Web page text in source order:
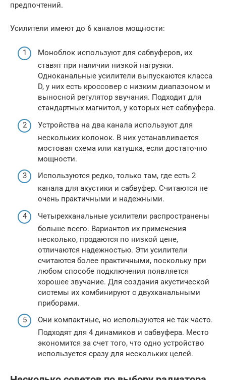
предпочтений.
Усилители имеют до 6 каналов мощности:
Моноблок используют для сабвуферов, их
ставят при наличии низкой нагрузки.
Одноканальные усилители выпускаются класса
D, у них есть кроссовер с низким диапазоном и
выносной регулятор звучания. Подходит для
стандартных магнитол, у которых нет сабвуфера.
Устройства на два канала используют для
нескольких колонок. В них устанавливается
мостовая схема или катушка, если достаточно
мощности.
Используются редко, только там, где есть 2
канала для акустики и сабвуфер. Считаются не
очень практичными и надежными.
Четырехканальные усилители распространены
больше всего. Вариантов их применения
несколько, продаются по низкой цене,
отличаются надежностью. Эти усилители
считаются более практичными, поскольку при
любом способе подключения появляется
хорошее звучание. Для создания акустической
системы их комбинируют с двухканальными
приборами.
Они компактные, но используются не так часто.
Подходят для 4 динамиков и сабвуфера. Место
экономится за счет того, что одно устройство
используется сразу для нескольких целей.